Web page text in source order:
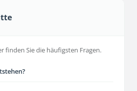
finden Sie die häufigsten Fragen.